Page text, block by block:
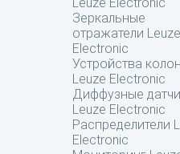
Зеркальные
отражатели Leuze
Electronic
Устройства
Leuze Electronic
Диффузные
Leuze Electronic
Распределители
Electronic